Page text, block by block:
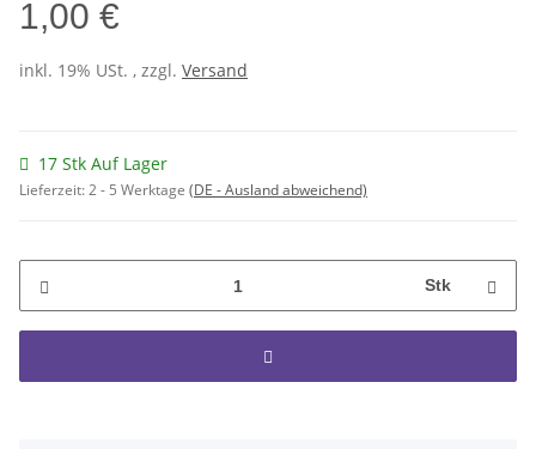
1,00 €
inkl. 19% USt. , zzgl. Versand
17 Stk Auf Lager
Lieferzeit:2 - 5 Werktage (DE - Ausland abweichend)
Stk